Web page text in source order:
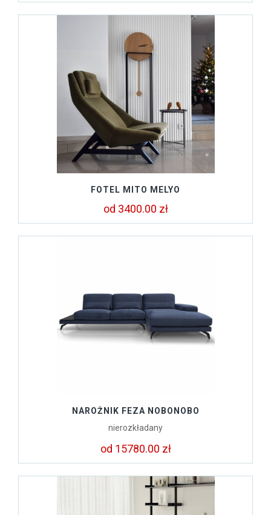
FOTEL MITO MELYO
od 3400.00 zł
NAROŻNIK FEZA NOBONOBO
nierozkładany
od 15780.00 zł